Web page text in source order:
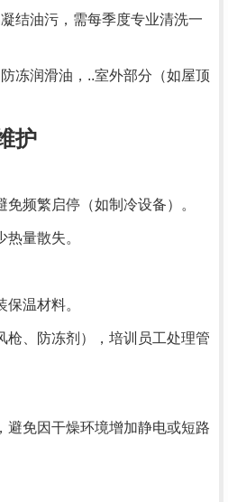
结油污，需每季度专业清洗一
冻润滑油，..室外部分（如屋顶
护
频繁启停（如制冷设备）。
量散失。
温材料。
枪、防冻剂），培训员工处理管
避免因干燥环境增加静电或短路